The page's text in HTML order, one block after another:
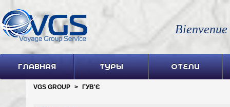
ГЛАВНАЯ ТУРЫ ОТЕЛИ
VGS GROUP > ГУВ'Є